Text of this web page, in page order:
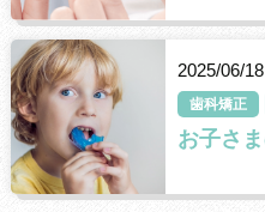
2025/06/18
歯科矯正